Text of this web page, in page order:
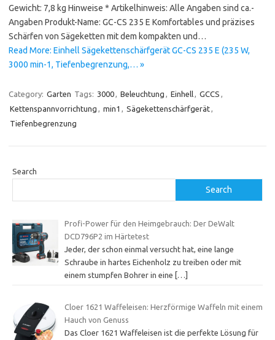
Gewicht: 7,8 kg Hinweise * Artikelhinweis: Alle Angaben sind ca.-
Angaben Produkt-Name: GC-CS 235 E Komfortables und präzises
Schärfen von Sägeketten mit dem kompakten und…
Read More: Einhell Sägekettenschärfgerät GC-CS 235 E (235 W,
3000 min-1, Tiefenbegrenzung,… »
Category: Garten Tags: 3000, Beleuchtung , Einhell, GCCS ,
Kettenspannvorrichtung , min1 , Sägekettenschärfgerät,
Tiefenbegrenzung
Search
Search
Profi-Power für den Heimgebrauch: Der DeWalt
DCD796P2 im Härtetest
Jeder, der schon einmal versucht hat, eine lange
Schraube in hartes Eichenholz zu treiben oder mit
einem stumpfen Bohrer in eine
[…]
Cloer 1621 Waffeleisen: Herzförmige Waffeln mit einem
Hauch von Genuss
Das Cloer 1621 Waffeleisen ist die perfekte Lösung für